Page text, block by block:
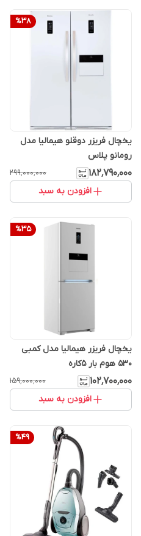
%38
یخچال فریزر دوقلو هیمالیا مدل
رومانو پلاس
۱۸۲٬۷۹۰٬۰۰۰ ۲۹۹٬۰۰۰٬۰۰۰
افزودن به سبد
%35
یخچال فریزر هیمالیا مدل کمبی
530 هوم بار 5کاره
۱۰۲٬۷۰۰٬۰۰۰ ۱۵۹٬۰۰۰٬۰۰۰
افزودن به سبد
%49